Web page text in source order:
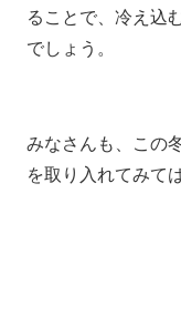
ることで、冷え込
でしょう。
みなさんも、この
を取り入れてみて